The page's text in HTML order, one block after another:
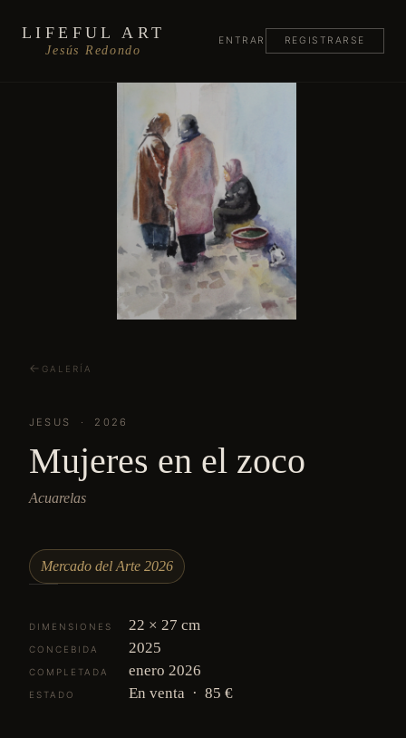
LIFEFUL ART
Jesús Redondo
ENTRAR REGISTRARSE
GALERÍA
JESUS · 2026
Mujeres en el zoco
Acuarelas
Mercado del Arte 2026
DIMENSIONES 22 × 27 cm
CONCEBIDA 2025
COMPLETADA enero 2026
ESTADO En venta · 85 €